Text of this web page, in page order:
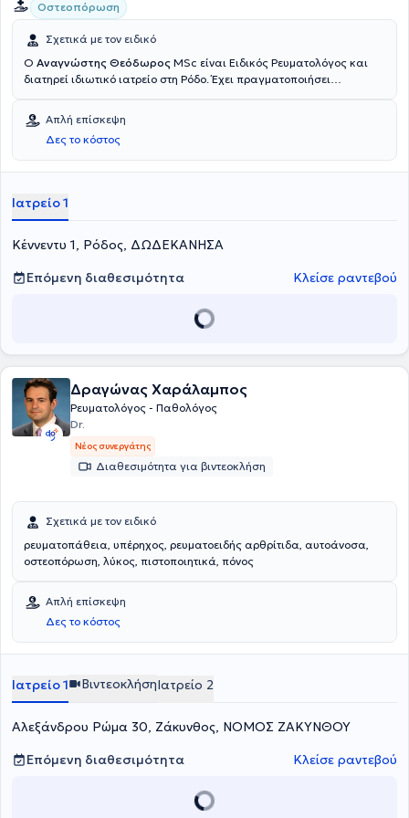
Οστεοπόρωση
Σχετικά με τον ειδικό
Ο Αναγνώστης Θεόδωρος MSc είναι Ειδικός Ρευματολόγος και
διατηρεί ιδιωτικό ιατρείο στη Ρόδο. Έχει πραγματοποιήσει
νοσήματα των οστών στην Ιατρική Σχολή του Εθνικού και
Καποδιστριακού Πανεπιστημίου Αθηνών. Είναι εξειδικευμένος στη
διάγνωση και αντιμετώπιση αυτοάνοσων μυοσκελετικών
νοσημάτων. Στο ιατρείο του προσφέρει πληθώρα υπηρεσιών,
Απλή επίσκεψη
Δες το κόστος
Ιατρείο 1
Κέννεντυ 1, Ρόδος, ΔΩΔΕΚΑΝΗΣΑ
Επόμενη διαθεσιμότητα
Κλείσε ραντεβού
Δραγώνας Χαράλαμπος
Ρευματολόγος - Παθολόγος
Dr.
Νέος συνεργάτης
Διαθεσιμότητα για βιντεοκλήση
Σχετικά με τον ειδικό
ρευματοπάθεια, υπέρηχος, ρευματοειδής αρθρίτιδα, αυτοάνοσα,
οστεοπόρωση, λύκος, πιστοποιητικά, πόνος
Απλή επίσκεψη
Δες το κόστος
Ιατρείο 1 ΒιντεοκλήσηΙατρείο 2
Αλεξάνδρου Ρώμα 30, Ζάκυνθος, ΝΟΜΟΣ ΖΑΚΥΝΘΟΥ
Επόμενη διαθεσιμότητα
Κλείσε ραντεβού